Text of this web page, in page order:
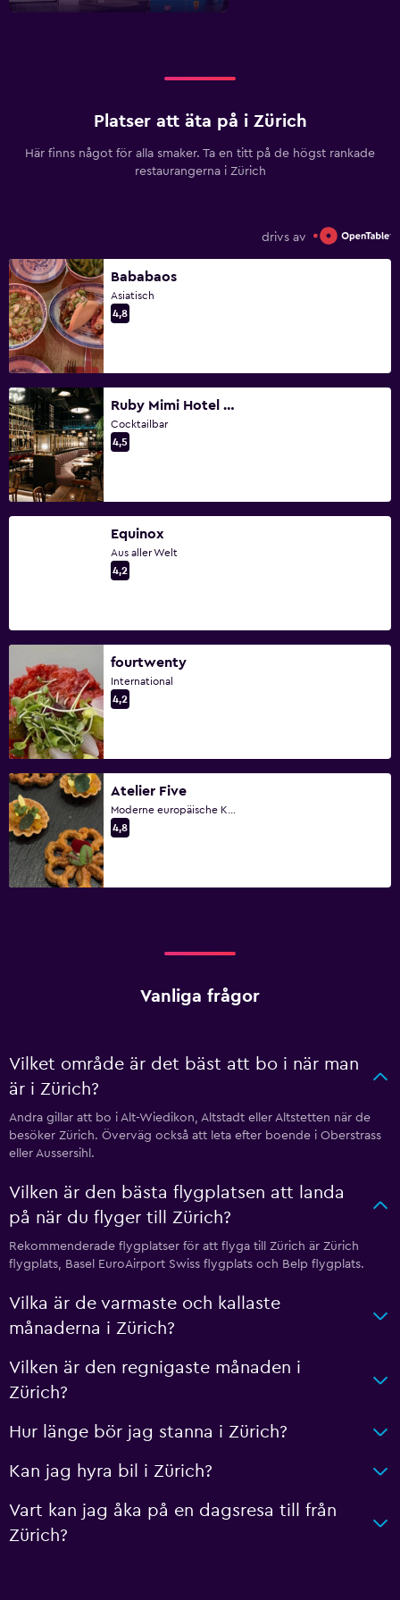
Platser att äta på i Zürich
Här finns något för alla smaker. Ta en titt på de högst rankade
restaurangerna i Zürich
drivs av
Bababaos
Asiatisch
4,8
Ruby Mimi Hotel & Bar
Cocktailbar
4,5
Equinox
Aus aller Welt
4,2
fourtwenty
International
4,2
Atelier Five
4,8
Vanliga frågor
Vilket område är det bäst att bo i när man
är i Zürich?
Andra gillar att bo i Alt-Wiedikon, Altstadt eller Altstetten när de
besöker Zürich. Överväg också att leta efter boende i Oberstrass
eller Aussersihl.
Vilken är den bästa flygplatsen att landa
på när du flyger till Zürich?
Rekommenderade flygplatser för att flyga till Zürich är Zürich
flygplats, Basel EuroAirport Swiss flygplats och Belp flygplats.
Vilka är de varmaste och kallaste
månaderna i Zürich?
Vilken är den regnigaste månaden i
Zürich?
Hur länge bör jag stanna i Zürich?
Kan jag hyra bil i Zürich?
Vart kan jag åka på en dagsresa till från
Zürich?